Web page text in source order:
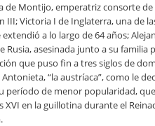
de Montijo, emperatriz consorte de
III; Victoria I de Inglaterra, una de
a lo largo de 64 años;
Rusia, asesinada junto a su familia
que puso fin a tres siglos de
“la austríaca”, como le
período de menor popularidad,
XVI en la guillotina durante el